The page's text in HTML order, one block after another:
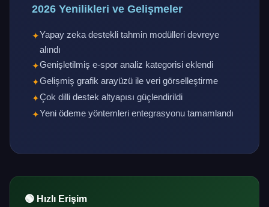
2026 Yenilikleri ve Gelişmeler
Yapay zeka destekli tahmin modülleri devreye
alındı
Genişletilmiş e-spor analiz kategorisi eklendi
Gelişmiş grafik arayüzü ile veri görselleştirme
Çok dilli destek altyapısı güçlendirildi
Yeni ödeme yöntemleri entegrasyonu tamamlandı
🟢 Hızlı Erişim